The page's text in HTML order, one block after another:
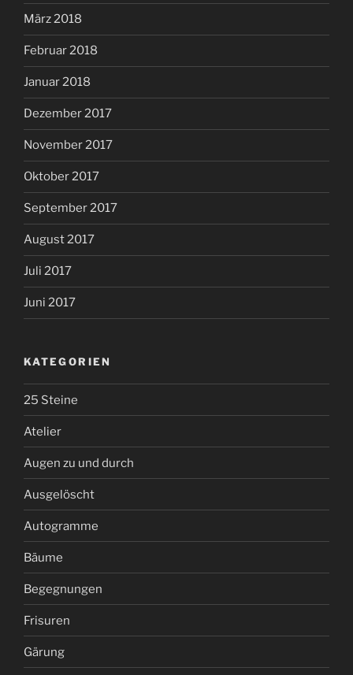
März 2018
Februar 2018
Januar 2018
Dezember 2017
November 2017
Oktober 2017
September 2017
August 2017
Juli 2017
Juni 2017
KATEGORIEN
25 Steine
Atelier
Augen zu und durch
Ausgelöscht
Autogramme
Bäume
Begegnungen
Frisuren
Gärung